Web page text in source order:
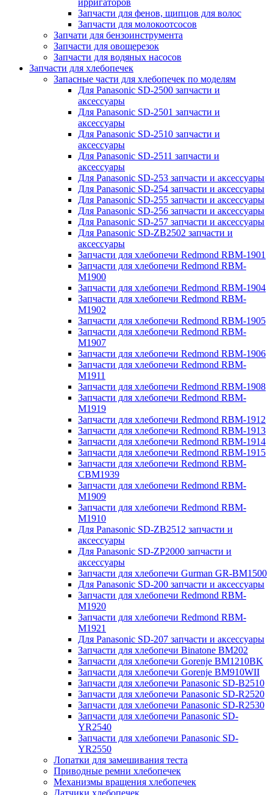
ирригаторов
Запчасти для фенов, щипцов для волос
Запчасти для молокоотсосов
Запчати для бензоинструмента
Запчасти для овощерезок
Запчасти для водяных насосов
Запчасти для хлебопечек
Запасные части для хлебопечек по моделям
Для Panasonic SD-2500 запчасти и
аксессуары
Для Panasonic SD-2501 запчасти и
аксессуары
Для Panasonic SD-2510 запчасти и
аксессуары
Для Panasonic SD-2511 запчасти и
аксессуары
Для Panasonic SD-253 запчасти и аксессуары
Для Panasonic SD-254 запчасти и аксессуары
Для Panasonic SD-255 запчасти и аксессуары
Для Panasonic SD-256 запчасти и аксессуары
Для Panasonic SD-257 запчасти и аксессуары
Для Panasonic SD-ZB2502 запчасти и
аксессуары
Запчасти для хлебопечи Redmond RBM-1901
Запчасти для хлебопечи Redmond RBM-
M1900
Запчасти для хлебопечи Redmond RBM-1904
Запчасти для хлебопечи Redmond RBM-
M1902
Запчасти для хлебопечи Redmond RBM-1905
Запчасти для хлебопечи Redmond RBM-
M1907
Запчасти для хлебопечи Redmond RBM-1906
Запчасти для хлебопечи Redmond RBM-
M1911
Запчасти для хлебопечи Redmond RBM-1908
Запчасти для хлебопечи Redmond RBM-
M1919
Запчасти для хлебопечи Redmond RBM-1912
Запчасти для хлебопечи Redmond RBM-1913
Запчасти для хлебопечи Redmond RBM-1914
Запчасти для хлебопечи Redmond RBM-1915
Запчасти для хлебопечи Redmond RBM-
CBM1939
Запчасти для хлебопечи Redmond RBM-
M1909
Запчасти для хлебопечи Redmond RBM-
M1910
Для Panasonic SD-ZB2512 запчасти и
аксессуары
Для Panasonic SD-ZP2000 запчасти и
аксессуары
Запчасти для хлебопечи Gurman GR-BM1500
Для Panasonic SD-200 запчасти и аксессуары
Запчасти для хлебопечи Redmond RBM-
M1920
Запчасти для хлебопечи Redmond RBM-
M1921
Для Panasonic SD-207 запчасти и аксессуары
Запчасти для хлебопечи Binatone BM202
Запчасти для хлебопечи Gorenje BM1210BK
Запчасти для хлебопечи Gorenje BM910WII
Запчасти для хлебопечи Panasonic SD-B2510
Запчасти для хлебопечи Panasonic SD-R2520
Запчасти для хлебопечи Panasonic SD-R2530
Запчасти для хлебопечи Panasonic SD-
YR2540
Запчасти для хлебопечи Panasonic SD-
YR2550
Лопатки для замешивания теста
Приводные ремни хлебопечек
Механизмы вращения хлебопечек